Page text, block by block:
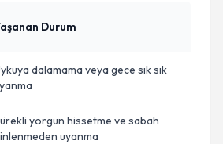
Durum
dalamama veya gece sık sık
yorgun hissetme ve sabah
uyanma